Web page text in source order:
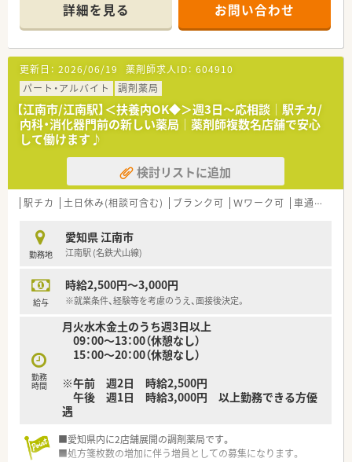
詳細を見る お問い合わせ
更新日： 2026/06/19 薬剤師求人ID： 604910
パート・アルバイト
調剤薬局
【江南市/江南駅】＜扶養内OK◆＞週3日～応相談│駅チカ/
内科・消化器門前の新しい薬局│薬剤師複数名店舗で安心
して働けます♪
検討リストに追加
駅チカ 土日休み(相談可含む) ブランク可 Ｗワーク可 車通勤可
勤務地
愛知県 江南市
江南駅 (名鉄犬山線)
給与
時給2,500円～3,000円
※就業条件、経験等を考慮のうえ、面接後決定。
勤務
時間
月火水木金土のうち週3日以上
09：00～13：00（休憩なし）
15：00～20：00（休憩なし）
※午前 週2日 時給2,500円
午後 週1日 時給3,000円 以上勤務できる方優
遇
■愛知県内に2店舗展開の調剤薬局です。
■処方箋枚数の増加に伴う増員としての募集になります。